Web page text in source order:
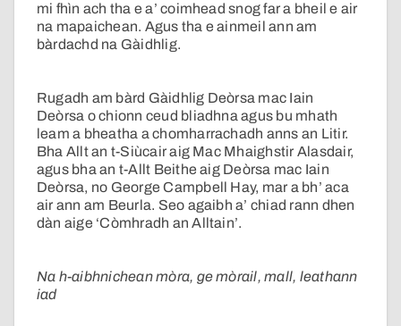
mi fhìn ach tha e a’ coimhead snog far a bheil e air
na mapaichean. Agus tha e ainmeil ann am
bàrdachd na Gàidhlig.
Rugadh am bàrd Gàidhlig Deòrsa mac Iain
Deòrsa o chionn ceud bliadhna agus bu mhath
leam a bheatha a chomharrachadh anns an Litir.
Bha Allt an t-Siùcair aig Mac Mhaighstir Alasdair,
agus bha an t-Allt Beithe aig Deòrsa mac Iain
Deòrsa, no George Campbell Hay, mar a bh’ aca
air ann am Beurla. Seo agaibh a’ chiad rann dhen
dàn aige ‘Còmhradh an Alltain’.
Na h-aibhnichean mòra, ge mòrail, mall, leathann
iad